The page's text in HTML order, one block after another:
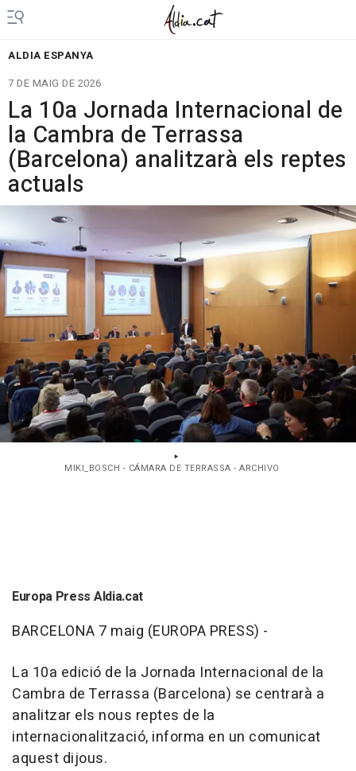
ALDIA ESPANYA
7 DE MAIG DE 2026
La 10a Jornada Internacional de
la Cambra de Terrassa
(Barcelona) analitzarà els reptes
actuals
MIKI_BOSCH - CÁMARA DE TERRASSA - ARCHIVO
Europa Press Aldia.cat
BARCELONA 7 maig (EUROPA PRESS) -
La 10a edició de la Jornada Internacional de la
Cambra de Terrassa (Barcelona) se centrarà a
analitzar els nous reptes de la
internacionalització, informa en un comunicat
aquest dijous.